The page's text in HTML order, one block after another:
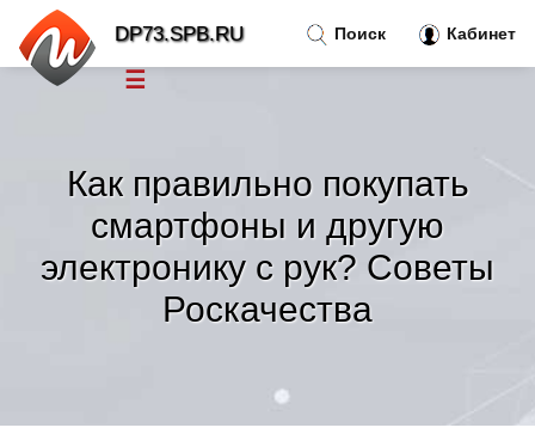
Как правильно покупать
смартфоны и другую
электронику с рук? Советы
Роскачества
Поиск Кабинет
DP73.SPB.RU
☰
Тренды новостей »
Рубрики»